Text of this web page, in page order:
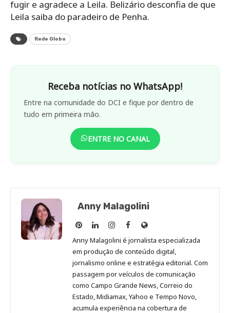
fugir e agradece a Leila. Belizário desconfia de que
Leila saiba do paradeiro de Penha.
Rede Globo
Receba notícias no WhatsApp!
Entre na comunidade do DCI e fique por dentro de
tudo em primeira mão.
ENTRE NO CANAL
Anny Malagolini
Anny
Malagolini
no
Pinterest
Anny
Malagolini
no
LinkedIn
Anny
Malagolini
no
Instagram
Anny
Malagolini
no
Facebook
Site
de
Anny
Malagolini
Anny Malagolini é jornalista especializada
em produção de conteúdo digital,
jornalismo online e estratégia editorial. Com
passagem por veículos de comunicação
como Campo Grande News, Correio do
Estado, Midiamax, Yahoo e Tempo Novo,
acumula experiência na cobertura de